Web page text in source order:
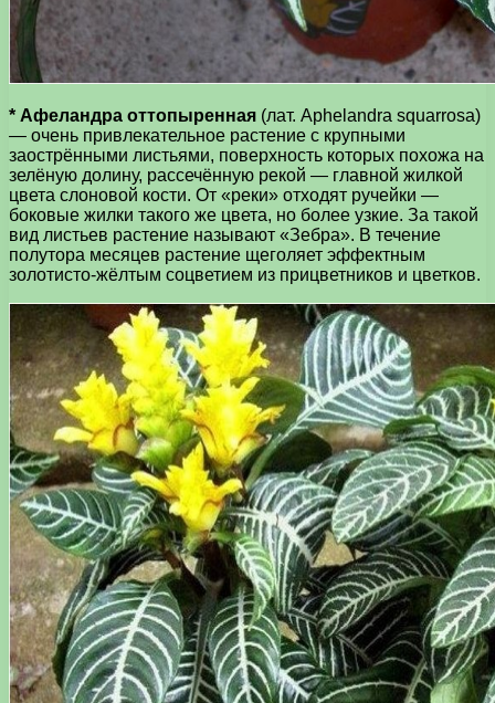
* Афеландра оттопыренная (лат. Aphelandra squarrosa)
— очень привлекательное растение с крупными
заострёнными листьями, поверхность которых похожа на
зелёную долину, рассечённую рекой — главной жилкой
цвета слоновой кости. От «реки» отходят ручейки —
боковые жилки такого же цвета, но более узкие. За такой
вид листьев растение называют «Зебра». В течение
полутора месяцев растение щеголяет эффектным
золотисто-жёлтым соцветием из прицветников и цветков.